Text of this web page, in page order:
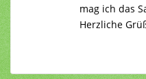
mag ich das
Herzliche